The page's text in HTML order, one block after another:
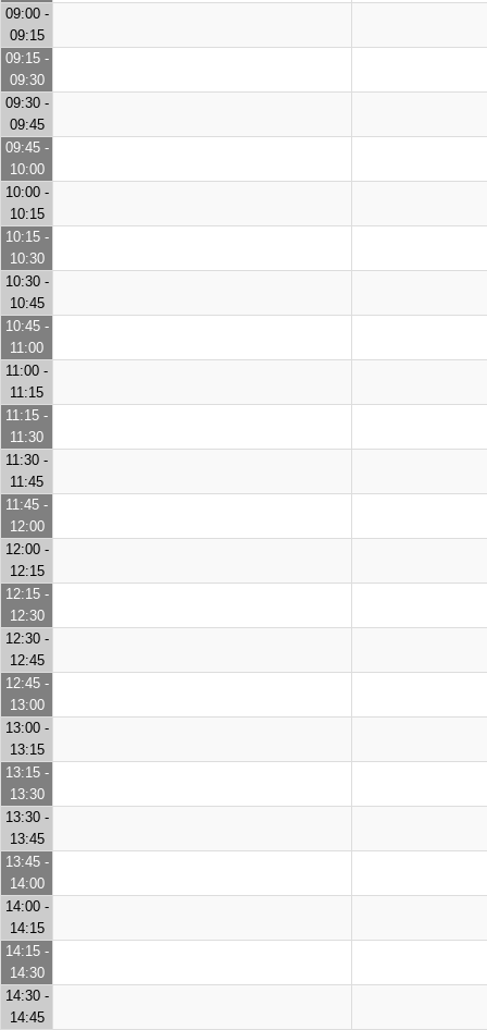
09:00 -
09:15
09:15 -
09:30
09:30 -
09:45
09:45 -
10:00
10:00 -
10:15
10:15 -
10:30
10:30 -
10:45
10:45 -
11:00
11:00 -
11:15
11:15 -
11:30
11:30 -
11:45
11:45 -
12:00
12:00 -
12:15
12:15 -
12:30
12:30 -
12:45
12:45 -
13:00
13:00 -
13:15
13:15 -
13:30
13:30 -
13:45
13:45 -
14:00
14:00 -
14:15
14:15 -
14:30
14:30 -
14:45